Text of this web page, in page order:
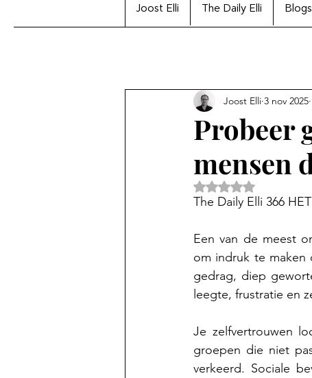
Joost Elli The Daily Elli Blogs
Probeer
mensen
Joost Elli 3 nov 2025
Beoordeeld met
The Daily Elli 366
Een van de meest
om indruk te maken
gedrag, diep
leegte, frustratie en
Je zelfvertrouwen
groepen die niet
verkeerd. Sociale